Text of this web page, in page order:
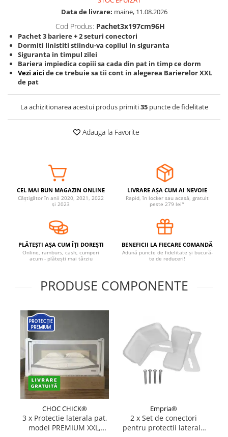
Carucioare si scaune auto
Scaune masa
Ingrijire bebe si mama
Igiena si ingrijire bebelusi
Accesorii bebelusi / nou-nascuti
Jucarii copii si jocuri educative
Jucarii dentitie
Jocuri educative
Jucarii bebelusi
Covorase ortopedice senzoriale
Cuburi magnetice JollyHeap®
Rechizite scolare
Stickere decorative
Ingrijire adulti
Siguranta animale companie
Carduri Cadou
Propuneri Cadou
Produse Sub 50 Lei
Resigilate
Data de livrare: maine, 11.08.2026
Cod Produs: Pachet3x197cm96H
Pachet 3 bariere + 2 seturi conectori
Dormiti linistiti stiindu-va copilul in siguranta
Siguranta in timpul zilei
Bariera impiedica copiii sa cada din pat in timp ce dorm
Vezi aici de ce trebuie sa tii cont in alegerea Barierelor XXL
de pat
La achizitionarea acestui produs primiti35puncte de fidelitate
Adauga la Favorite
CEL MAI BUN MAGAZIN ONLINE
Câștigător în anii 2020, 2021, 2022
și 2023
LIVRARE AȘA CUM AI NEVOIE
Rapid, în locker sau acasă, gratuit
peste 279 lei*
PLĂTEȘTI AȘA CUM ÎȚI DOREȘTI
Online, ramburs, cash, cumperi
acum - plătești mai târziu
BENEFICII LA FIECARE COMANDĂ
Adună puncte de fidelitate și bucură-
te de reduceri!
PRODUSE COMPONENTE
CHOC CHICK®
3 x Protectie laterala pat,
model PREMIUM XXL,
Empria®
2 x Set de conectori
pentru protectii laterale